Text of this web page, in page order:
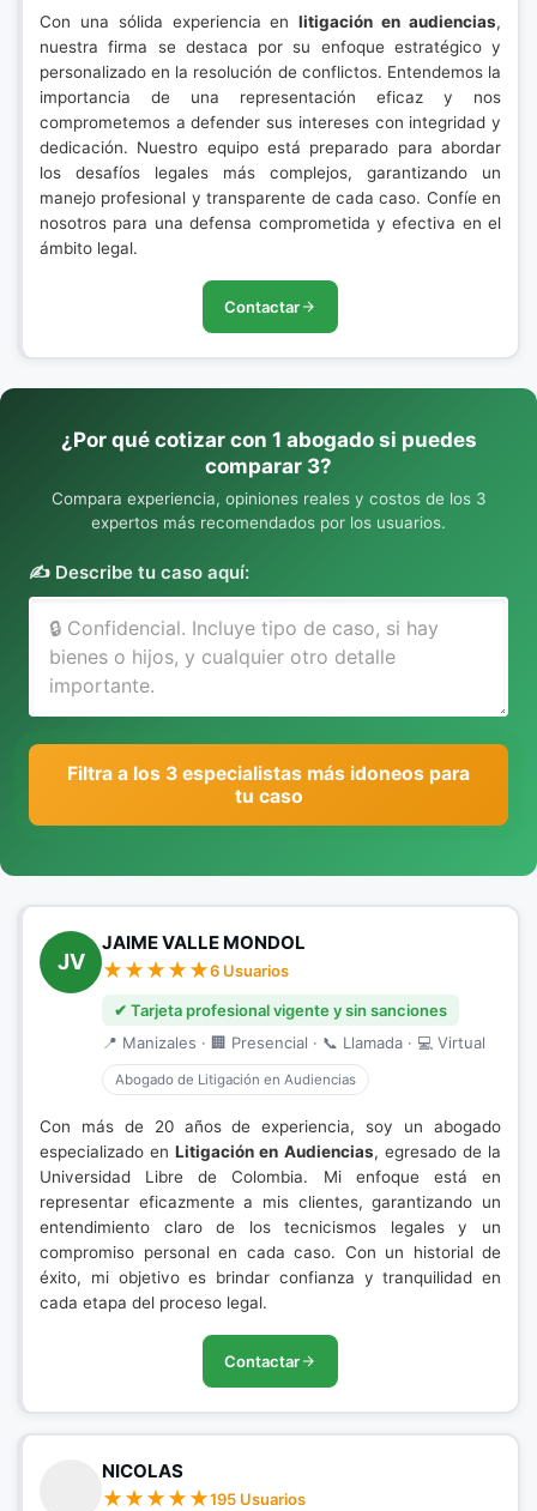
Con una sólida experiencia enlitigación en audiencias,
nuestra firma se destaca por su enfoque estratégico y
personalizado en la resolución de conflictos. Entendemos la
importancia de una representación eficaz y nos
comprometemos a defender sus intereses con integridad y
dedicación. Nuestro equipo está preparado para abordar
los desafíos legales más complejos, garantizando un
manejo profesional y transparente de cada caso. Confíe en
nosotros para una defensa comprometida y efectiva en el
ámbito legal.
Contactar
¿Por qué cotizar con 1 abogado si puedes
comparar 3?
Compara experiencia, opiniones reales y costos de los 3
expertos más recomendados por los usuarios.
✍️ Describe tu caso aquí:
Filtra a los 3 especialistas más idoneos para
tu caso
JV
JAIME VALLE MONDOL
6 Usuarios
✔ Tarjeta profesional vigente y sin sanciones
📍 Manizales · 🏢 Presencial · 📞 Llamada · 💻 Virtual
Abogado de Litigación en Audiencias
Con más de 20 años de experiencia, soy un abogado
especializado enLitigación en Audiencias, egresado de la
Universidad Libre de Colombia. Mi enfoque está en
representar eficazmente a mis clientes, garantizando un
entendimiento claro de los tecnicismos legales y un
compromiso personal en cada caso. Con un historial de
éxito, mi objetivo es brindar confianza y tranquilidad en
cada etapa del proceso legal.
Contactar
NICOLAS
195 Usuarios